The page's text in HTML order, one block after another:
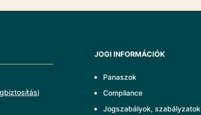
JOGI INFORMÁCIÓK
Panaszok
Compliance
Jogszabályok, szabályzatok